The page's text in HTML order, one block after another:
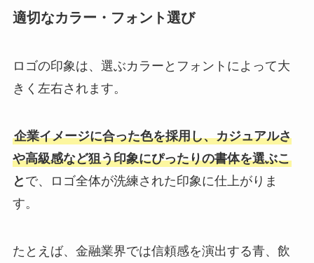
適切なカラー・フォント選び
ロゴの印象は、選ぶカラーとフォントによって大
きく左右されます。
企業イメージに合った色を採用し、カジュアルさ
や高級感など狙う印象にぴったりの書体を選ぶこ
と で、ロゴ全体が洗練された印象に仕上がりま
す。
たとえば、金融業界では信頼感を演出する青、飲